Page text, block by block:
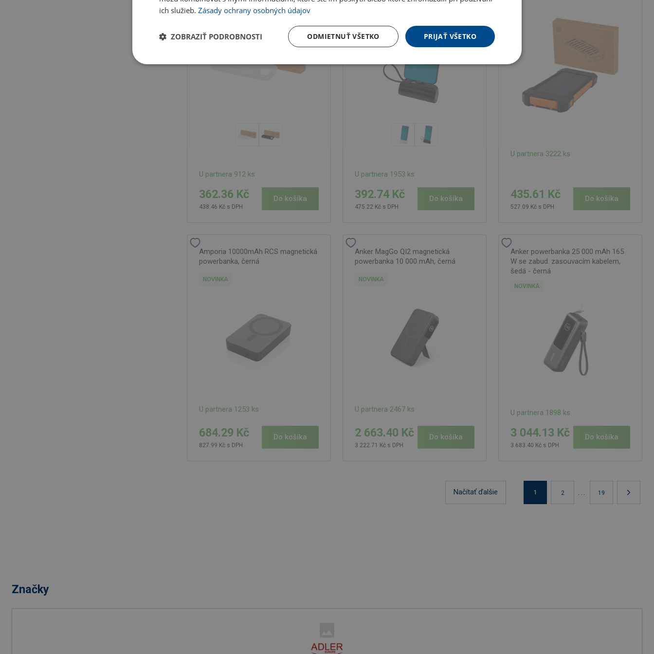
U partnera 912 ks
362.36 Kč
438.46 Kč s DPH
Do košíka
U partnera 1953 ks
392.74 Kč
475.22 Kč s DPH
Do košíka
U partnera 3222 ks
435.61 Kč
527.09 Kč s DPH
Do košíka
Amporia 10000mAh RCS magnetická
powerbanka, černá
NOVINKA
U partnera 1253 ks
684.29 Kč
827.99 Kč s DPH
Do košíka
Anker MagGo QI2 magnetická
powerbanka 10 000 mAh, černá
NOVINKA
U partnera 2467 ks
2 663.40 Kč
3 222.71 Kč s DPH
Do košíka
Anker powerbanka 25 000 mAh 165
W se zabud. zasouvacím kabelem,
šedá - černá
NOVINKA
U partnera 1898 ks
3 044.13 Kč
3 683.40 Kč s DPH
Do košíka
Načítať ďalšie 1 2 19
Značky
ich služieb. Zásady ochrany osobných údajov
PRIJAŤ VŠETKO
ODMIETNUŤ VŠETKO
ZOBRAZIŤ PODROBNOSTI